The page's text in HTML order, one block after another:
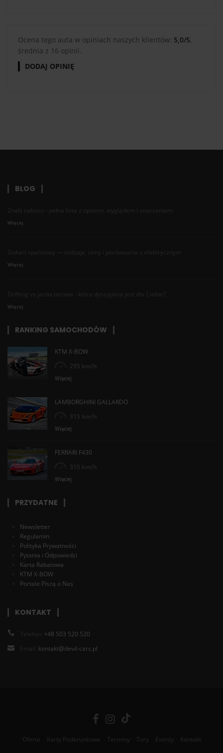
Ocena tego auta w opiniach naszych klientów: 5,0/5,
średnia z 16 opinii.
DODAJ OPINIĘ
BLOG
Znaki nakazu - pełna lista z opisem, wyglądem i znaczeniem
Więcej
Gokart spalinowy — rodzaje, ceny i porównanie z elektrycznym
Więcej
Drifting vs jazda torowa - która dyscyplina jest dla Ciebie?
Więcej
RANKING SAMOCHODÓW
KTM X-BOW
295 km/h
Więcej
LAMBORGHINI GALLARDO
315 km/h
Więcej
FERRARI F430
315 km/h
Więcej
PRZYDATNE
Newsletter
Regulamin
Polityka Prywatności
Pytania i Odpowiedzi
Karta Rabatowa
KTM X-BOW
Portale Piszą o Nas
KONTAKT
Telefon: +48 503 520 520
Email: kontakt@devil-cars.pl
Oferta Karty Podarunkowe Terminy Tory Eventy Kontakt